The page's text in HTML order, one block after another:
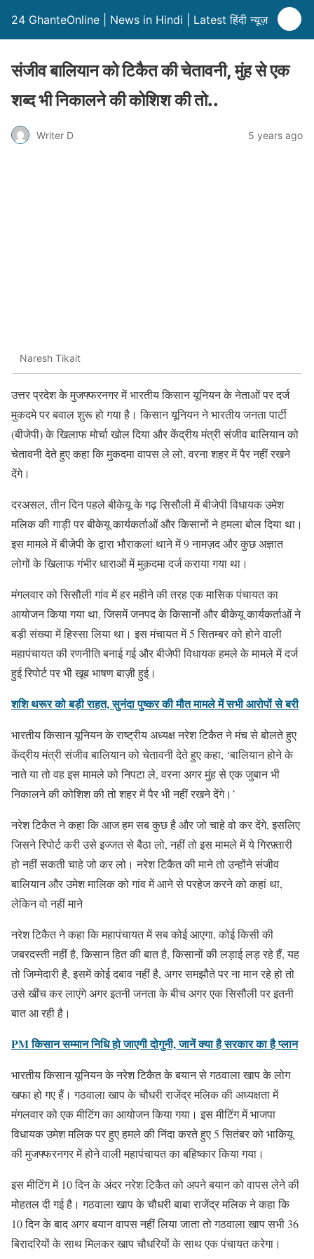
24 GhanteOnline | News in Hindi | Latest हिंदी न्यूज़
संजीव बालियान को टिकैत की चेतावनी, मुंह से एक
शब्द भी निकालने की कोशिश की तो..
Writer D 5 years ago
Naresh Tikait
उत्तर प्रदेश के मुजफ्फरनगर में भारतीय किसान यूनियन के नेताओं पर दर्ज
मुकदमे पर बवाल शुरू हो गया है। किसान यूनियन ने भारतीय जनता पार्टी
(बीजेपी) के खिलाफ मोर्चा खोल दिया और केंद्रीय मंत्री संजीव बालियान को
चेतावनी देते हुए कहा कि मुकदमा वापस ले लो, वरना शहर में पैर नहीं रखने
देंगे।
दरअसल, तीन दिन पहले बीकेयू के गढ़ सिसौली में बीजेपी विधायक उमेश
मलिक की गाड़ी पर बीकेयू कार्यकर्ताओं और किसानों ने हमला बोल दिया था।
इस मामले में बीजेपी के द्वारा भौराकलां थाने में 9 नामज़द और कुछ अज्ञात
लोगों के खिलाफ गंभीर धाराओं में मुक़दमा दर्ज कराया गया था।
मंगलवार को सिसौली गांव में हर महीने की तरह एक मासिक पंचायत का
आयोजन किया गया था, जिसमें जनपद के किसानों और बीकेयू कार्यकर्ताओं ने
बड़ी संख्या में हिस्सा लिया था। इस मंचायत में 5 सितम्बर को होने वाली
महापंचायत की रणनीति बनाई गई और बीजेपी विधायक हमले के मामले में दर्ज
हुई रिपोर्ट पर भी खूब भाषण बाज़ी हुई।
शशि थरूर को बड़ी राहत, सुनंदा पुष्कर की मौत मामले में सभी आरोपों से बरी
भारतीय किसान यूनियन के राष्ट्रीय अध्यक्ष नरेश टिकैत ने मंच से बोलते हुए
केंद्रीय मंत्री संजीव बालियान को चेतावनी देते हुए कहा, ‘बालियान होने के
नाते या तो वह इस मामले को निपटा ले, वरना अगर मुंह से एक जुबान भी
निकालने की कोशिश की तो शहर में पैर भी नहीं रखने देंगे।’
नरेश टिकैत ने कहा कि आज हम सब कुछ है और जो चाहे वो कर देंगे, इसलिए
जिसने रिपोर्ट करी उसे इज्जत से बैठा लो, नहीं तो इस मामले में ये गिरफ़्तारी
हो नहीं सकती चाहे जो कर लो। नरेश टिकैत की माने तो उन्होंने संजीव
बालियान और उमेश मालिक को गांव में आने से परहेज करने को कहां था,
लेकिन वो नहीं माने
नरेश टिकैत ने कहा कि महापंचायत में सब कोई आएगा, कोई किसी की
जबरदस्ती नहीं है, किसान हित की बात है, किसानों की लड़ाई लड़ रहे हैं, यह
तो जिम्मेदारी है, इसमें कोई दबाव नहीं है, अगर समझौते पर ना मान रहे हो तो
उसे खींच कर लाएंगे अगर इतनी जनता के बीच अगर एक सिसौली पर इतनी
बात आ रही है।
PM किसान सम्मान निधि हो जाएगी दोगुनी, जानें क्या है सरकार का है प्लान
भारतीय किसान यूनियन के नरेश टिकैत के बयान से गठवाला खाप के लोग
खफा हो गए हैं। गठवाला खाप के चौधरी राजेंद्र मलिक की अध्यक्षता में
मंगलवार को एक मीटिंग का आयोजन किया गया। इस मीटिंग में भाजपा
विधायक उमेश मलिक पर हुए हमले की निंदा करते हुए 5 सितंबर को भाकियू
की मुजफ्फरनगर में होने वाली महापंचायत का बहिष्कार किया गया।
इस मीटिंग में 10 दिन के अंदर नरेश टिकैत को अपने बयान को वापस लेने की
मोहतल दी गई है। गठवाला खाप के चौधरी बाबा राजेंद्र मलिक ने कहा कि
10 दिन के बाद अगर बयान वापस नहीं लिया जाता तो गठवाला खाप सभी 36
बिरादरियों के साथ मिलकर खाप चौधरियों के साथ एक पंचायत करेगा।